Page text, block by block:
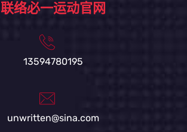
联络必一运动官网
13594780195
unwritten@sina.com